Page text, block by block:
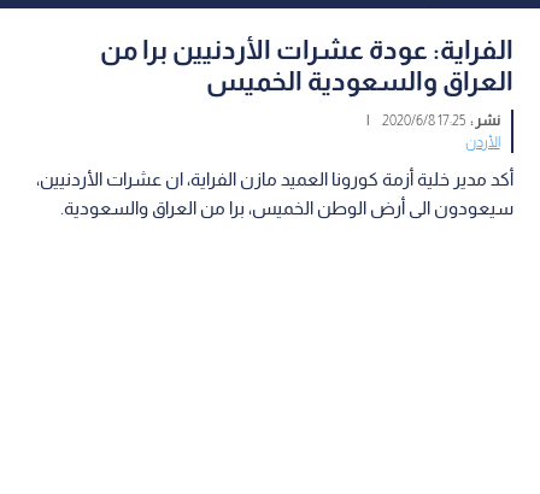
الفراية: عودة عشرات الأردنيين برا من
العراق والسعودية الخميس
نشر :17:25 2020/6/8
|
الأردن
أكد مدير خلية أزمة كورونا العميد مازن الفراية، ان عشرات الأردنيين،
سيعودون الى أرض الوطن الخميس، برا من العراق والسعودية.